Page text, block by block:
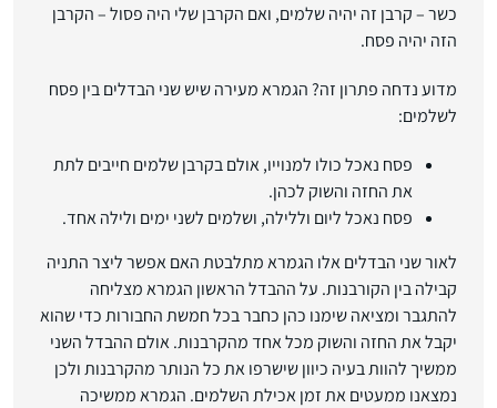
כשר – קרבן זה יהיה שלמים, ואם הקרבן שלי היה פסול – הקרבן
הזה יהיה פסח.
מדוע נדחה פתרון זה? הגמרא מעירה שיש שני הבדלים בין פסח
לשלמים:
פסח נאכל כולו למנוייו, אולם בקרבן שלמים חייבים לתת
את החזה והשוק לכהן.
פסח נאכל ליום וללילה, ושלמים לשני ימים ולילה אחד.
לאור שני הבדלים אלו הגמרא מתלבטת האם אפשר ליצר התניה
קבילה בין הקורבנות. על ההבדל הראשון הגמרא מצליחה
להתגבר ומציאה שימנו כהן כחבר בכל חמשת החבורות כדי שהוא
יקבל את החזה והשוק מכל אחד מהקרבנות. אולם ההבדל השני
ממשיך להוות בעיה כיוון שישרפו את כל הנותר מהקרבנות ולכן
נמצאנו ממעטים את זמן אכילת השלמים. הגמרא ממשיכה